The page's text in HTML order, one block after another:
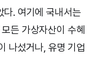
다. 여기에 국내서는
든 가상자산이 수혜
나섰거나, 유명 기업